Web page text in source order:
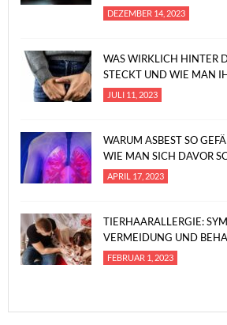
DEZEMBER 14, 2023
WAS WIRKLICH HINTER
STECKT UND WIE MAN
JULI 11, 2023
WARUM ASBEST SO
WIE MAN SICH DAVOR
APRIL 17, 2023
TIERHAARALLERGIE:
VERMEIDUNG UND
FEBRUAR 1, 2023